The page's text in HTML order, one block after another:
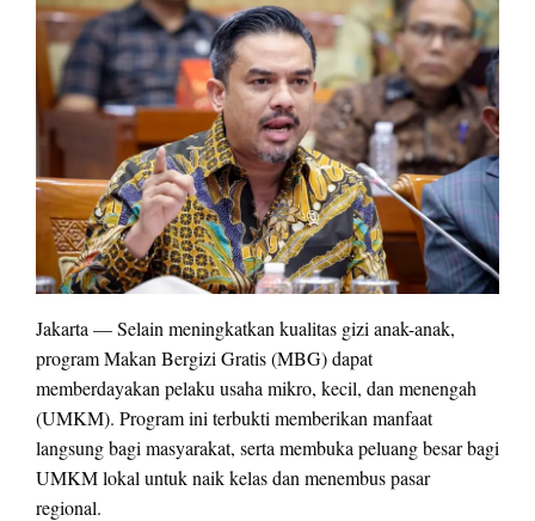
Jakarta — Selain meningkatkan kualitas gizi anak-anak,
program Makan Bergizi Gratis (MBG) dapat
memberdayakan pelaku usaha mikro, kecil, dan menengah
(UMKM). Program ini terbukti memberikan manfaat
langsung bagi masyarakat, serta membuka peluang besar bagi
UMKM lokal untuk naik kelas dan menembus pasar
regional.